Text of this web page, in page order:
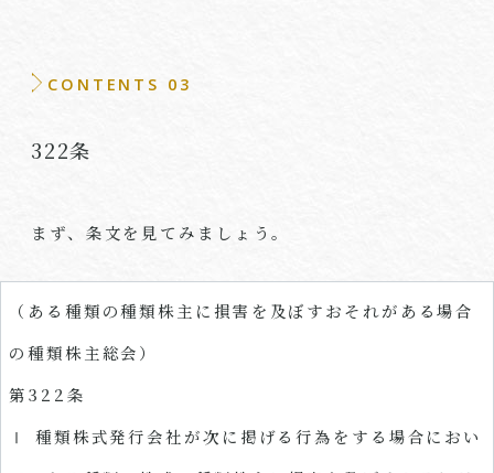
CONTENTS 03
322条
まず、条文を見てみましょう。
（ある種類の種類株主に損害を及ぼすおそれがある場合
の種類株主総会）
第322条
Ⅰ 種類株式発行会社が次に掲げる行為をする場合におい